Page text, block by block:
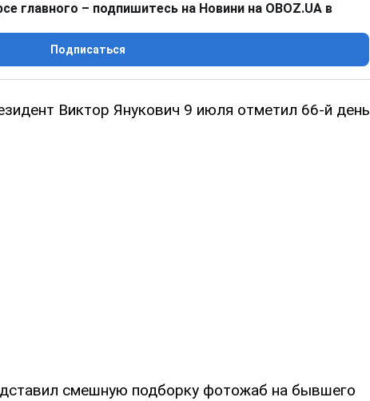
главного – подпишитесь на Новини на OBOZ.UA в
Подписаться
Виктор Янукович 9 июля отметил 66-й день
смешную подборку фотожаб на бывшего